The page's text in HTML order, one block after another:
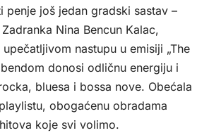
penje još jedan gradski sastav –
Nina Bencun Kalac,
nastupu u emisiji „The
donosi odličnu energiju i
bluesa i bossa nove. Obećala
obogaćenu obradama
koje svi volimo.